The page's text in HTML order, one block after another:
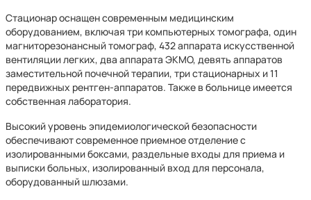
Стационар оснащен современным медицинским
оборудованием, включая три компьютерных томографа, один
магниторезонансный томограф, 432 аппарата искусственной
вентиляции легких, два аппарата ЭКМО, девять аппаратов
заместительной почечной терапии, три стационарных и 11
передвижных рентген-аппаратов. Также в больнице имеется
собственная лаборатория.
Высокий уровень эпидемиологической безопасности
обеспечивают современное приемное отделение с
изолированными боксами, раздельные входы для приема и
выписки больных, изолированный вход для персонала,
оборудованный шлюзами.